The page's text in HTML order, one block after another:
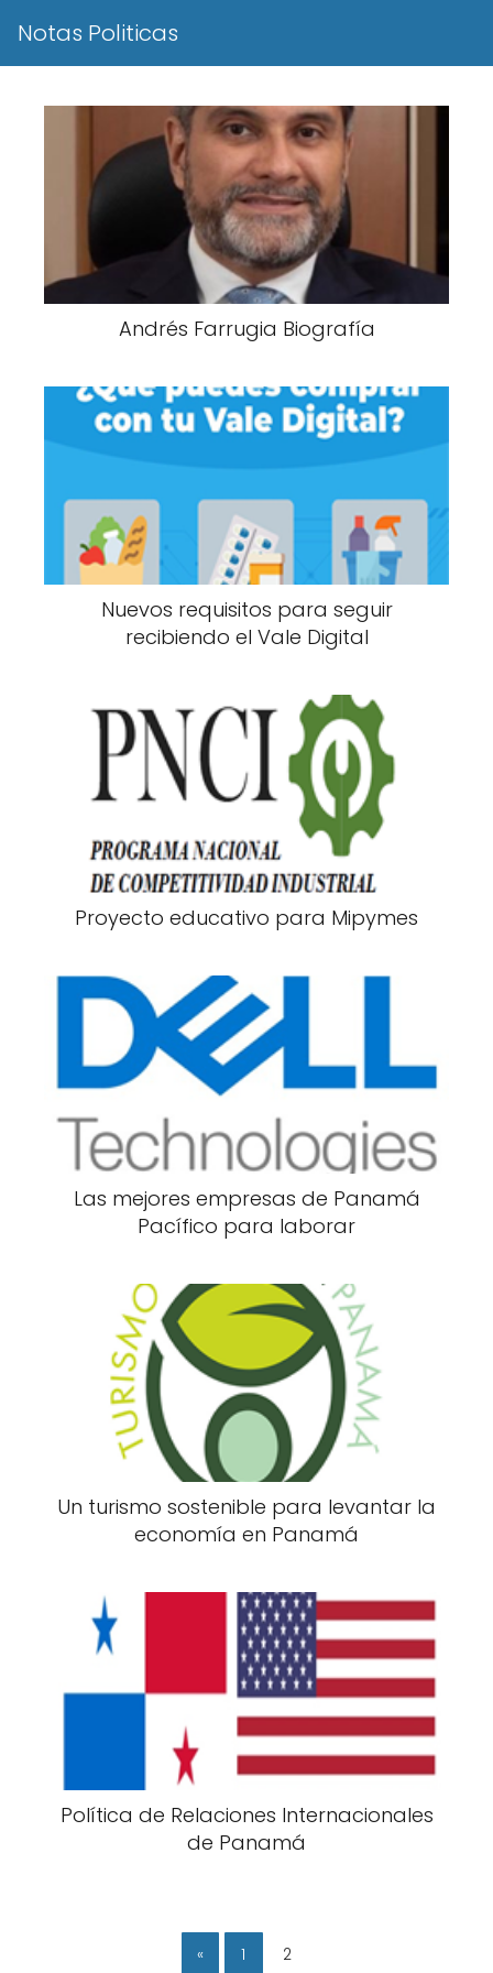
Notas Politicas
Andrés Farrugia Biografía
Nuevos requisitos para seguir
recibiendo el Vale Digital
Proyecto educativo para Mipymes
Las mejores empresas de Panamá
Pacífico para laborar
Un turismo sostenible para levantar la
economía en Panamá
Política de Relaciones Internacionales
de Panamá
« 1 2